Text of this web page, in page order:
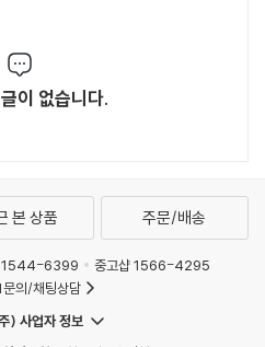
이 없습니다.
본 상품 주문/배송
1544-6399
중고샵 1566-4295
의/채팅상담
) 사업자 정보